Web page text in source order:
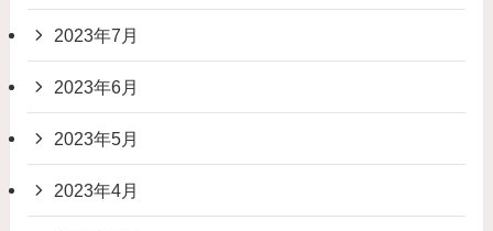
2023年7月
2023年6月
2023年5月
2023年4月